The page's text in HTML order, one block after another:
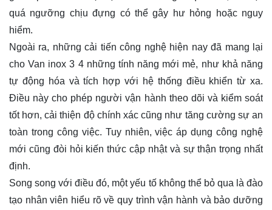
quá ngưỡng chịu đựng có thể gây hư hỏng hoặc nguy
hiểm.
Ngoài ra, những cải tiến công nghệ hiện nay đã mang lại
cho Van inox 3 4 những tính năng mới mẻ, như khả năng
tự động hóa và tích hợp với hệ thống điều khiển từ xa.
Điều này cho phép người vận hành theo dõi và kiểm soát
tốt hơn, cải thiện độ chính xác cũng như tăng cường sự an
toàn trong công việc. Tuy nhiên, việc áp dụng công nghệ
mới cũng đòi hỏi kiến thức cập nhật và sự thận trọng nhất
định.
Song song với điều đó, một yếu tố không thể bỏ qua là đào
tạo nhân viên hiểu rõ về quy trình vận hành và bảo dưỡng